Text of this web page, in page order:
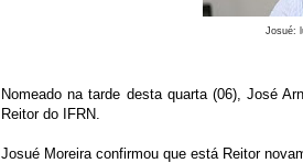
Josué:
Nomeado na tarde desta quarta (06), José
Reitor do IFRN.
Josué Moreira confirmou que está Reitor